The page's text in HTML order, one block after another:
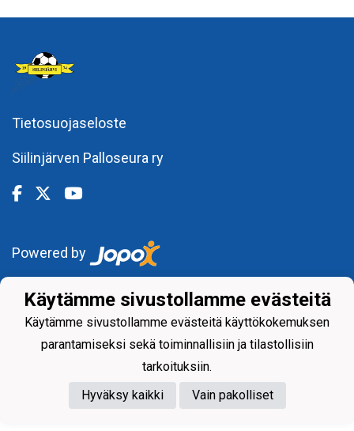
Tietosuojaseloste
Siilinjärven Palloseura ry
Powered by
Käytämme sivustollamme evästeitä
Käytämme sivustollamme evästeitä käyttökokemuksen
parantamiseksi sekä toiminnallisiin ja tilastollisiin
tarkoituksiin.
Hyväksy kaikki
Vain pakolliset